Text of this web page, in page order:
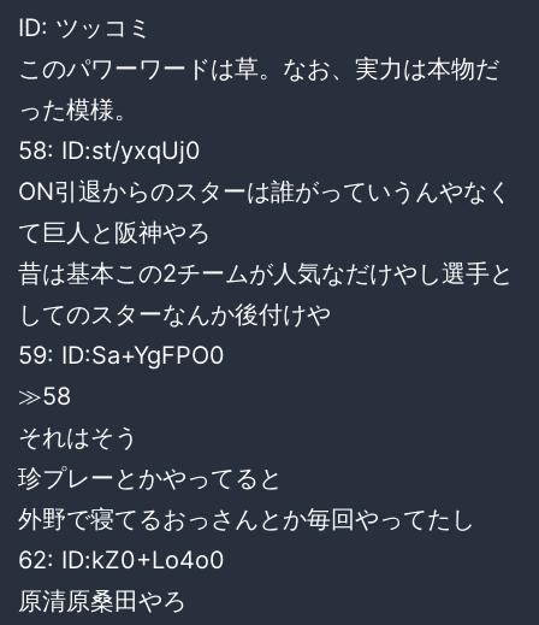
ID: ツッコミ
このパワーワードは草。なお、実力は本物だ
った模様。
58: ID:st/yxqUj0
ON引退からのスターは誰がっていうんやなく
て巨人と阪神やろ
昔は基本この2チームが人気なだけやし選手と
してのスターなんか後付けや
59: ID:Sa+YgFPO0
≫58
それはそう
珍プレーとかやってると
外野で寝てるおっさんとか毎回やってたし
62: ID:kZ0+Lo4o0
原清原桑田やろ